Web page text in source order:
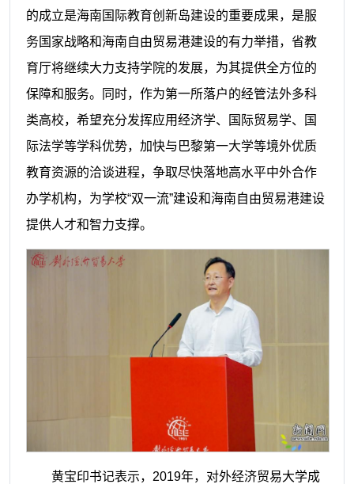
的成立是海南国际教育创新岛建设的重要成果，是服
务国家战略和海南自由贸易港建设的有力举措，省教
育厅将继续大力支持学院的发展，为其提供全方位的
保障和服务。同时，作为第一所落户的经管法外多科
类高校，希望充分发挥应用经济学、国际贸易学、国
际法学等学科优势，加快与巴黎第一大学等境外优质
教育资源的洽谈进程，争取尽快落地高水平中外合作
办学机构，为学校“双一流”建设和海南自由贸易港建设
提供人才和智力支撑。
黄宝印书记表示，2019年，对外经济贸易大学成